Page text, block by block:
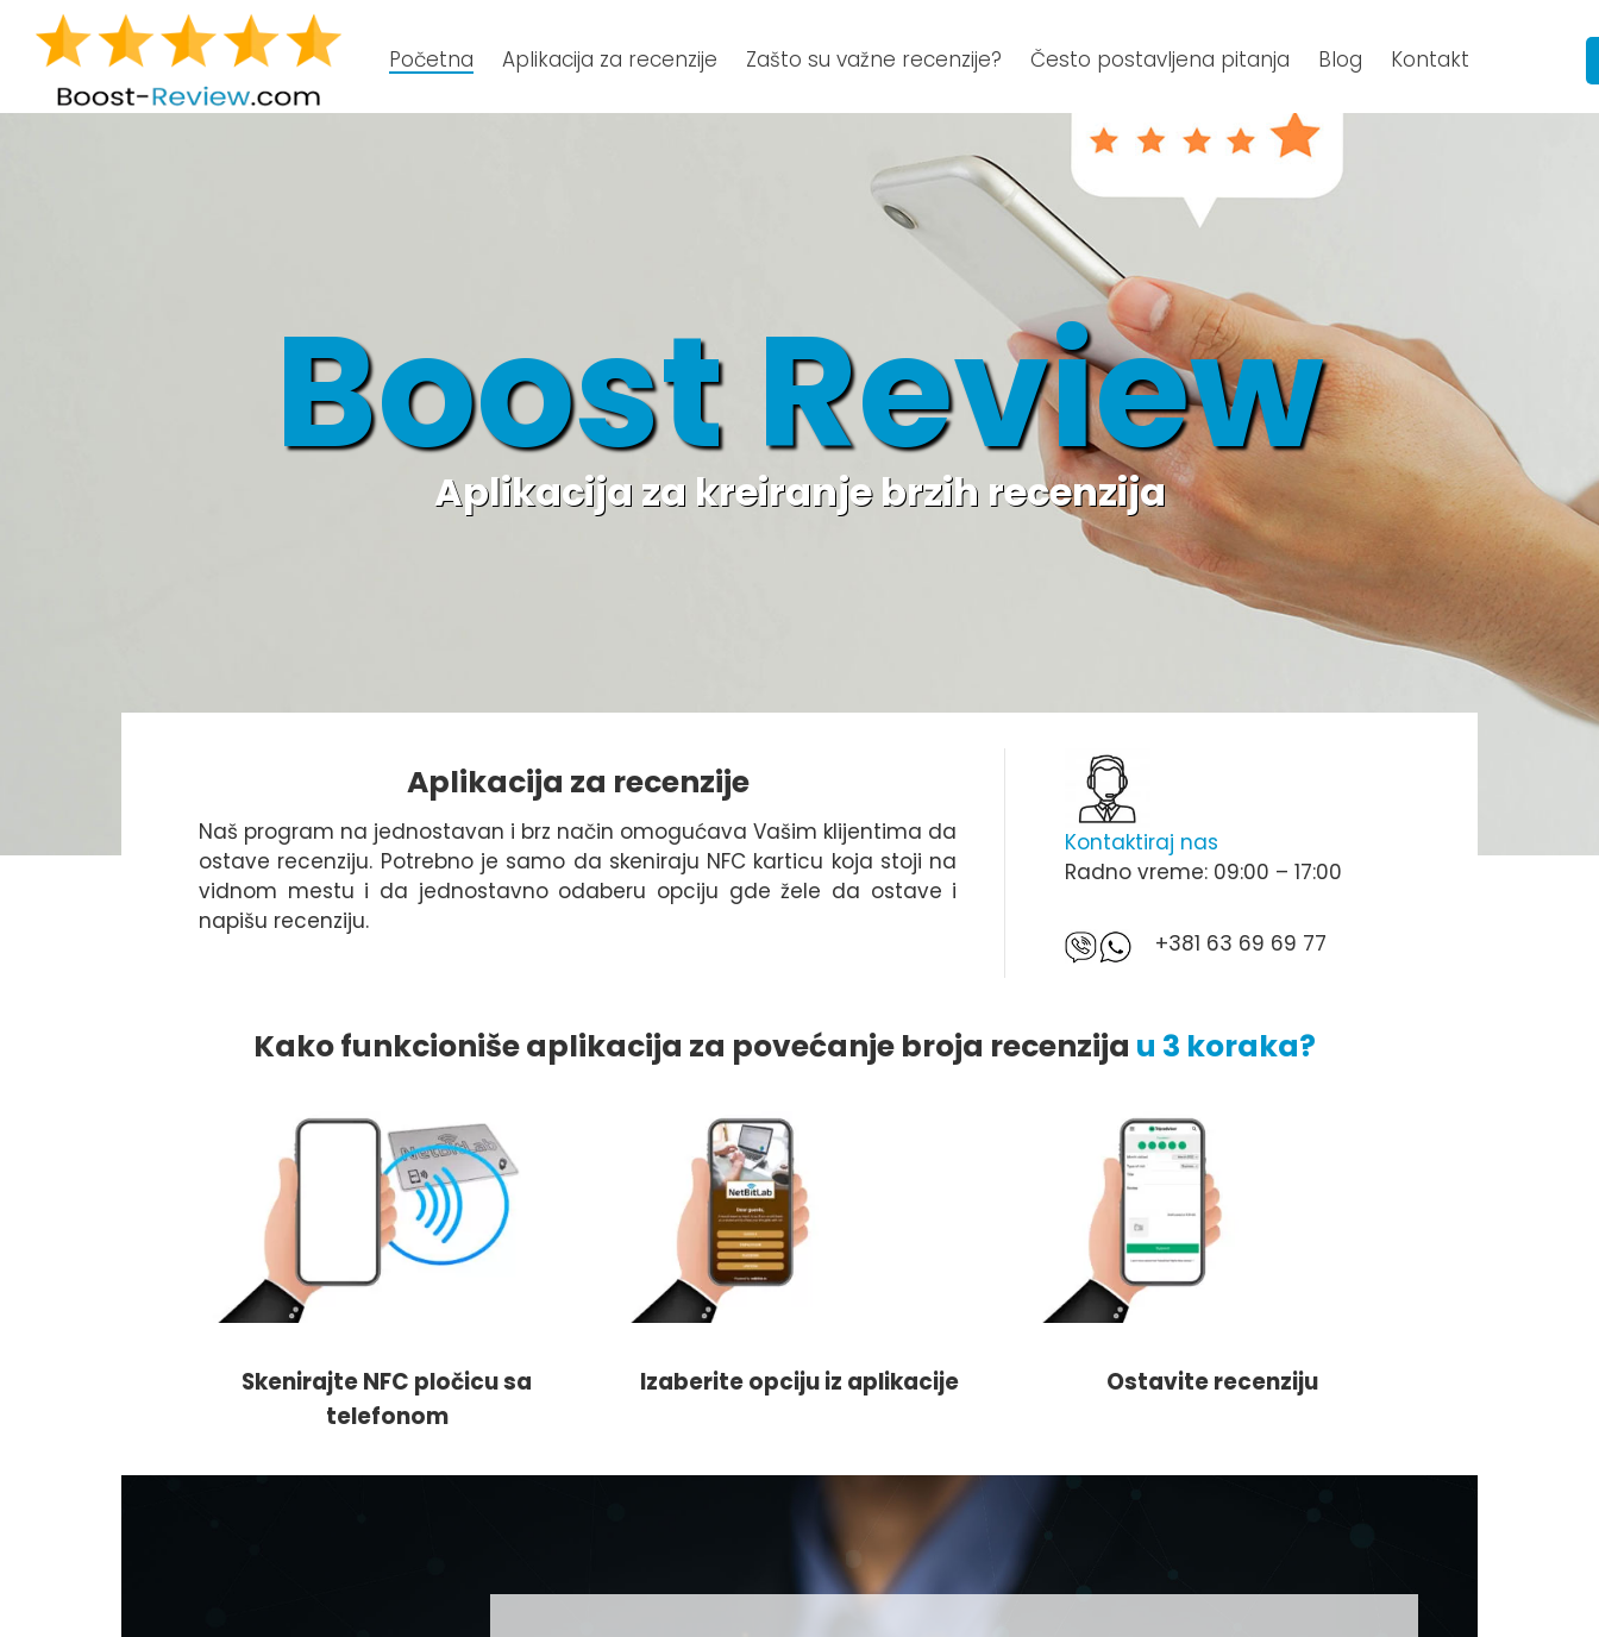
Početna Aplikacija za recenzije Zašto su važne recenzije? Često postavljena pitanja Blog Kontakt
Boost Review
Aplikacija za kreiranje brzih recenzija
Aplikacija za recenzije
Naš program na jednostavan i brz način omogućava Vašim klijentima da
ostave recenziju. Potrebno je samo da skeniraju NFC karticu koja stoji na
vidnom mestu i da jednostavno odaberu opciju gde žele da ostave i
napišu recenziju.
Kontaktiraj nas
Radno vreme: 09:00 – 17:00
+381 63 69 69 77
Kako funkcioniše aplikacija za povećanje broja recenzija u 3 koraka?
Skenirajte NFC pločicu sa
telefonom
Izaberite opciju iz aplikacije Ostavite recenziju